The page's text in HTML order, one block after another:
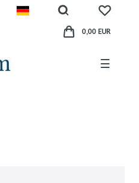
0,00 EUR
☰